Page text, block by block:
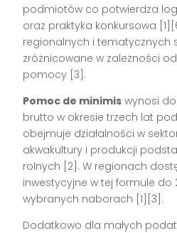
podmiotów co potwierdza
oraz praktyka konkursowa
regionalnych i tematycznych
zróżnicowane w zależności
pomocy [3].
Pomoc de minimis wynosi
brutto w okresie trzech lat
obejmuje działalności w
akwakultury i produkcji
rolnych [2]. W regionach
inwestycyjne w tej formule do
wybranych naborach [1][3].
Dodatkowo dla małych